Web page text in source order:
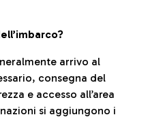
arrivo al
consegna del
e accesso all’area
si aggiungono i